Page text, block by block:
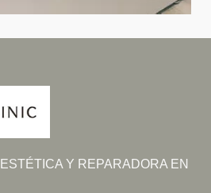
Y REPARADORA EN